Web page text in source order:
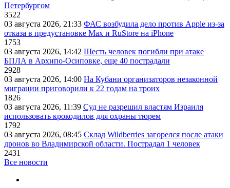
Петербургом
3522
03 августа 2026, 21:33 ФАС возбудила дело против Apple из-за
отказа в предустановке Max и RuStore на iPhone
1753
03 августа 2026, 14:42 Шесть человек погибли при атаке
БПЛА в Архипо-Осиповке, еще 40 пострадали
2928
03 августа 2026, 14:00 На Кубани организаторов незаконной
миграции приговорили к 22 годам на троих
1826
03 августа 2026, 11:39 Суд не разрешил властям Израиля
использовать крокодилов для охраны тюрем
1792
03 августа 2026, 08:45 Склад Wildberries загорелся после атаки
дронов во Владимирской области. Пострадал 1 человек
2431
Все новости